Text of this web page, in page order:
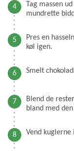
Tag massen
mundrette
Pres en
køl igen.
Smelt
Blend de
bland med
Vend kuglerne